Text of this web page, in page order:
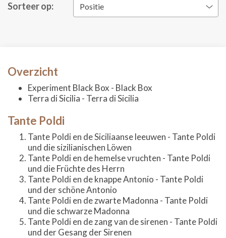
Sorteer op: Positie
Overzicht
Experiment Black Box - Black Box
Terra di Sicilia - Terra di Sicilia
Tante Poldi
Tante Poldi en de Siciliaanse leeuwen - Tante Poldi
und die sizilianischen Löwen
Tante Poldi en de hemelse vruchten - Tante Poldi
und die Früchte des Herrn
Tante Poldi en de knappe Antonio - Tante Poldi
und der schöne Antonio
Tante Poldi en de zwarte Madonna - Tante Poldi
und die schwarze Madonna
Tante Poldi en de zang van de sirenen - Tante Poldi
und der Gesang der Sirenen